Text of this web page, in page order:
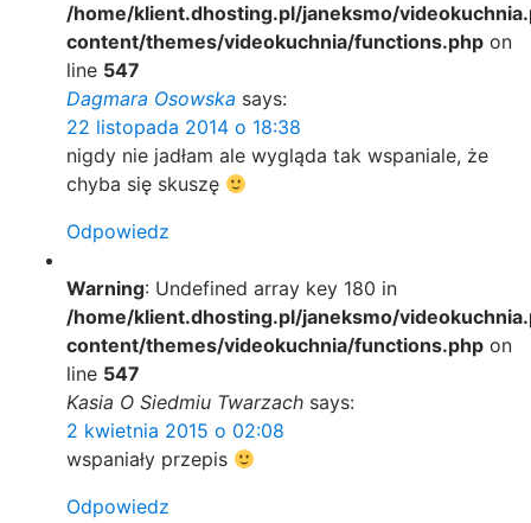
/home/klient.dhosting.pl/janeksmo/
content/themes/videokuchnia/functions.php on
line 547
Dagmara Osowska says:
22 listopada 2014 o 18:38
nigdy nie jadłam ale wygląda tak wspaniale, że
chyba się skuszę
Odpowiedz
Warning: Undefined array key 180 in
/home/klient.dhosting.pl/janeksmo/
content/themes/videokuchnia/functions.php on
line 547
Kasia O Siedmiu Twarzach says:
2 kwietnia 2015 o 02:08
wspaniały przepis
Odpowiedz